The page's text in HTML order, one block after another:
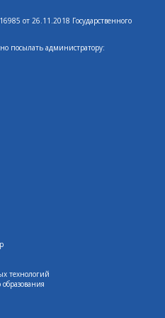
от 26.11.2018 Государственного
посылать администратору:
технологий